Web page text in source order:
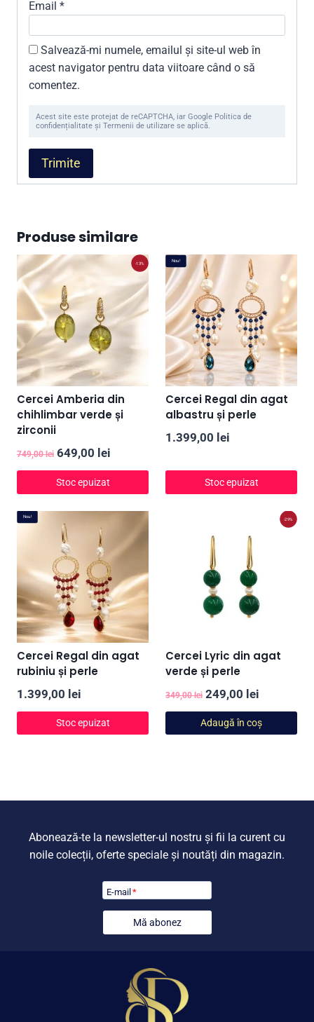
Email *
Salvează-mi numele, emailul și site-ul web în
acest navigator pentru data viitoare când o să
comentez.
Acest site este protejat de reCAPTCHA, iar Google Politica de
confidențialitate și Termenii de utilizare se aplică.
Produse similare
-13%
Cercei Amberia din
chihlimbar verde și
zirconii
749,00lei Prețul
inițial
a
fost:
749,00 lei.
649,00 lei
curent
649,00 lei.
Stoc epuizat
Nou!
Cercei Regal din agat
albastru și perle
1.399,00 lei
Stoc epuizat
Nou!
Cercei Regal din agat
rubiniu și perle
1.399,00 lei
Stoc epuizat
-29%
Cercei Lyric din agat
verde și perle
349,00lei Prețul
inițial
a
249,00 lei
curent
este:
Adaugă în coș
Abonează-te la newsletter-ul nostru și fii la curent cu
noile colecții, oferte speciale și noutăți din magazin.
E-mail *
Mă abonez